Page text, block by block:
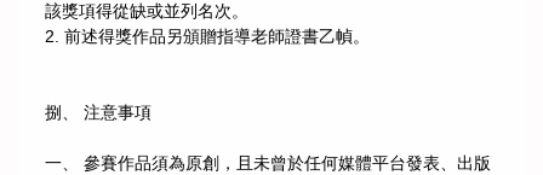
該獎項得從缺或並列名次。
2. 前述得獎作品另頒贈指導老師證書乙幀。
捌、 注意事項
一、 參賽作品須為原創，且未曾於任何媒體平台發表、出版